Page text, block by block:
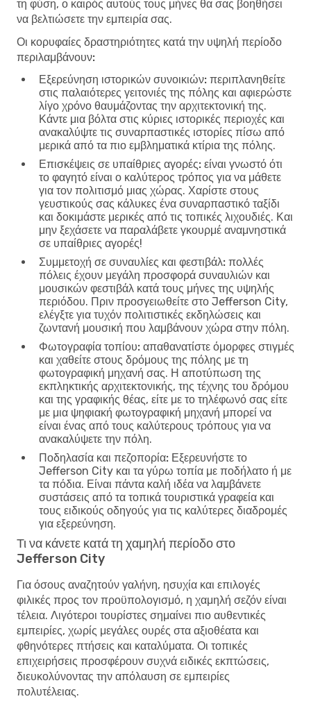
τη φύση, ο καιρός αυτούς τους μήνες θα σας βοηθήσει
να βελτιώσετε την εμπειρία σας.
Οι κορυφαίες δραστηριότητες κατά την υψηλή περίοδο
περιλαμβάνουν:
Εξερεύνηση ιστορικών συνοικιών: περιπλανηθείτε
στις παλαιότερες γειτονιές της πόλης και αφιερώστε
λίγο χρόνο θαυμάζοντας την αρχιτεκτονική της.
Κάντε μια βόλτα στις κύριες ιστορικές περιοχές και
ανακαλύψτε τις συναρπαστικές ιστορίες πίσω από
μερικά από τα πιο εμβληματικά κτίρια της πόλης.
Επισκέψεις σε υπαίθριες αγορές: είναι γνωστό ότι
το φαγητό είναι ο καλύτερος τρόπος για να μάθετε
για τον πολιτισμό μιας χώρας. Χαρίστε στους
γευστικούς σας κάλυκες ένα συναρπαστικό ταξίδι
και δοκιμάστε μερικές από τις τοπικές λιχουδιές. Και
μην ξεχάσετε να παραλάβετε γκουρμέ αναμνηστικά
σε υπαίθριες αγορές!
Συμμετοχή σε συναυλίες και φεστιβάλ: πολλές
πόλεις έχουν μεγάλη προσφορά συναυλιών και
μουσικών φεστιβάλ κατά τους μήνες της υψηλής
περιόδου. Πριν προσγειωθείτε στο Jefferson City,
ελέγξτε για τυχόν πολιτιστικές εκδηλώσεις και
ζωντανή μουσική που λαμβάνουν χώρα στην πόλη.
Φωτογραφία τοπίου: απαθανατίστε όμορφες στιγμές
και χαθείτε στους δρόμους της πόλης με τη
φωτογραφική μηχανή σας. Η αποτύπωση της
εκπληκτικής αρχιτεκτονικής, της τέχνης του δρόμου
και της γραφικής θέας, είτε με το τηλέφωνό σας είτε
με μια ψηφιακή φωτογραφική μηχανή μπορεί να
είναι ένας από τους καλύτερους τρόπους για να
ανακαλύψετε την πόλη.
Ποδηλασία και πεζοπορία: Εξερευνήστε το
Jefferson City και τα γύρω τοπία με ποδήλατο ή με
τα πόδια. Είναι πάντα καλή ιδέα να λαμβάνετε
συστάσεις από τα τοπικά τουριστικά γραφεία και
τους ειδικούς οδηγούς για τις καλύτερες διαδρομές
για εξερεύνηση.
Τι να κάνετε κατά τη χαμηλή περίοδο στο
Jefferson City
Για όσους αναζητούν γαλήνη, ησυχία και επιλογές
φιλικές προς τον προϋπολογισμό, η χαμηλή σεζόν είναι
τέλεια. Λιγότεροι τουρίστες σημαίνει πιο αυθεντικές
εμπειρίες, χωρίς μεγάλες ουρές στα αξιοθέατα και
φθηνότερες πτήσεις και καταλύματα. Οι τοπικές
επιχειρήσεις προσφέρουν συχνά ειδικές εκπτώσεις,
διευκολύνοντας την απόλαυση σε εμπειρίες
πολυτέλειας.